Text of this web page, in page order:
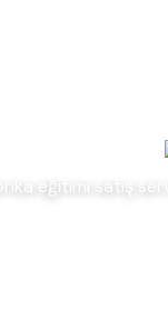
eğitimi satış